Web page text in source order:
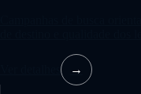
→